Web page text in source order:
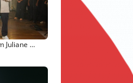
Matheus Duque faz collab com Juliane Nogueira na interpretação de “Quem Subirá?”